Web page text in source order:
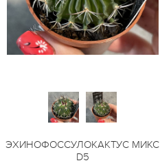
ЭХИНОФОССУЛОКАКТУС МИКС
D5